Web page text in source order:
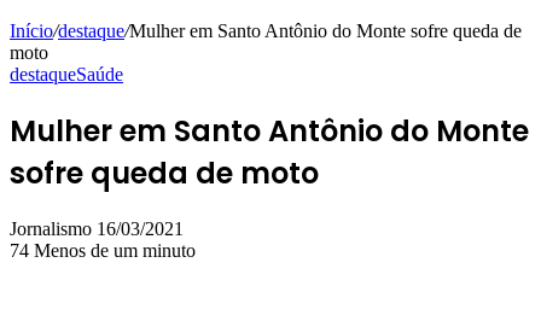
Início/destaque/Mulher em Santo Antônio do Monte sofre queda de
moto
destaqueSaúde
Mulher em Santo Antônio do Monte
sofre queda de moto
Jornalismo Mande
um
16/03/2021
74 Menos de um minuto